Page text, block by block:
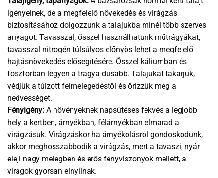
igényelnek, de a megfelelő növekedés és virágzás
biztosításához dolgozzunk a talajukba minél több szerves
anyagot. Tavasszal, ősszel használhatunk műtrágyákat,
tavasszal nitrogén túlsúlyos előnyös lehet a megfelelő
hajtásnövekedés elősegítésére. Ősszel káliumban és
foszforban legyen a trágya dúsabb. Talajukat takarjuk,
védjük a túlzott felmelegedéstől és őrizzük meg a
nedvességet.
Fényigény: A növényeknek napsütéses fekvés a legjobb
hely a kertben, árnyékban, félárnyékban elmarad a
virágzásuk. Virágzáskor ha árnyékolásról gondoskodunk,
akkor meghosszabbodik a virágzás, mert a tavaszi, nyár
eleji nagy melegben és erős fényviszonyok mellett, a
virágok gyorsan elnyílnak.